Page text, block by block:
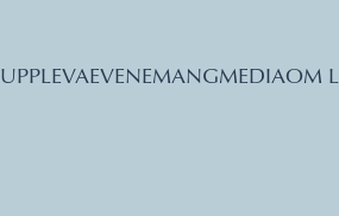
UPPLEVAEVENEMANGMEDIAOM